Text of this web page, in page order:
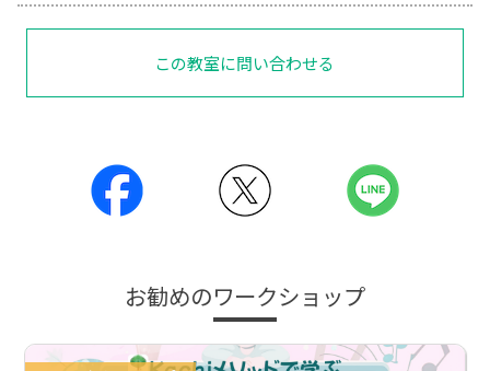
この教室に問い合わせる
お勧めのワークショップ